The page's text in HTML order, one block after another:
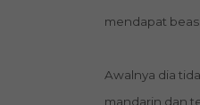
mendapat
Awalnya dia
mandarin dan